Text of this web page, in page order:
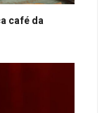
café da